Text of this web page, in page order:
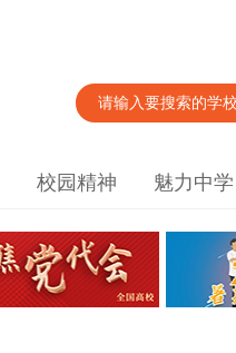
校园精神 魅力中学